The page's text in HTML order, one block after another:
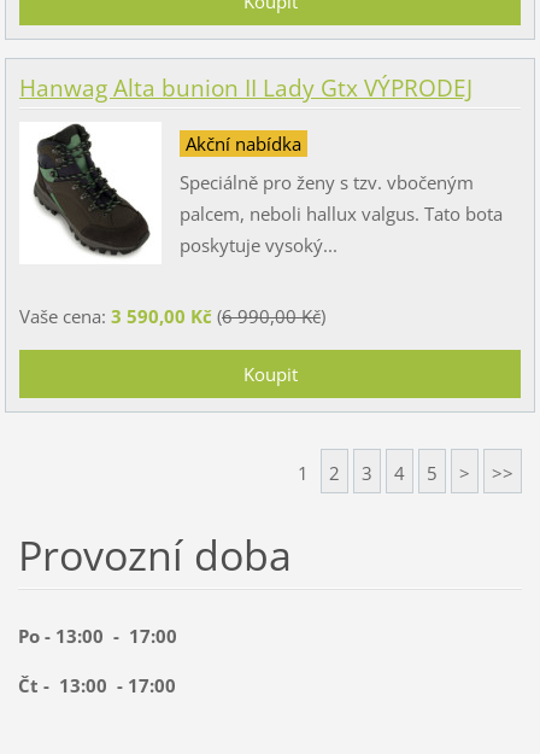
Hanwag Alta bunion II Lady Gtx VÝPRODEJ
Akční nabídka
Speciálně pro ženy s tzv. vbočeným
palcem, neboli hallux valgus. Tato bota
poskytuje vysoký...
Vaše cena: 3 590,00 Kč(6 990,00 Kč)
1 2 3 4 5 > >>
Provozní doba
Po - 13:00 - 17:00
Čt - 13:00 - 17:00